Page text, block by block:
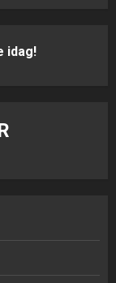
idag!